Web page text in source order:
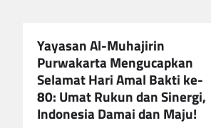
Yayasan Al-Muhajirin
Purwakarta Mengucapkan
Selamat Hari Amal Bakti ke-
80: Umat Rukun dan Sinergi,
Indonesia Damai dan Maju!